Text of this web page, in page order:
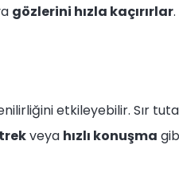
gözlerini hızla kaçırırlar.
etkileyebilir. Sır
veya hızlı konuşma